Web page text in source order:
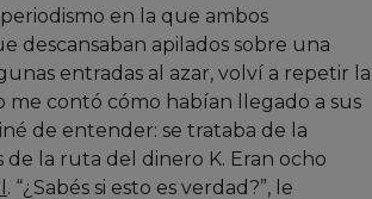
en la que ambos
descansaban apilados sobre una
entradas al azar, volví a repetir la
contó cómo habían llegado a sus
de entender: se trataba de la
la ruta del dinero K. Eran ocho
. “¿Sabés si esto es verdad?”, le